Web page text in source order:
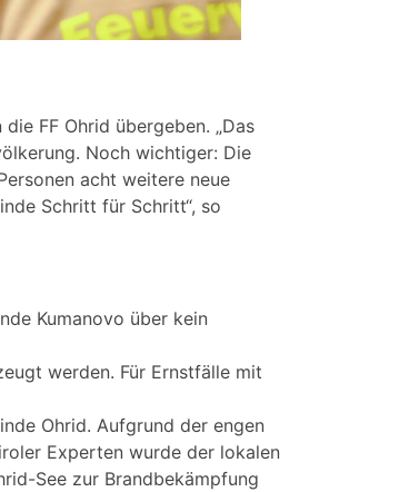
FF Ohrid übergeben. „Das
Noch wichtiger: Die
acht weitere neue
Schritt für Schritt“, so
Kumanovo über kein
werden. Für Ernstfälle mit
Ohrid. Aufgrund der engen
Experten wurde der lokalen
See zur Brandbekämpfung